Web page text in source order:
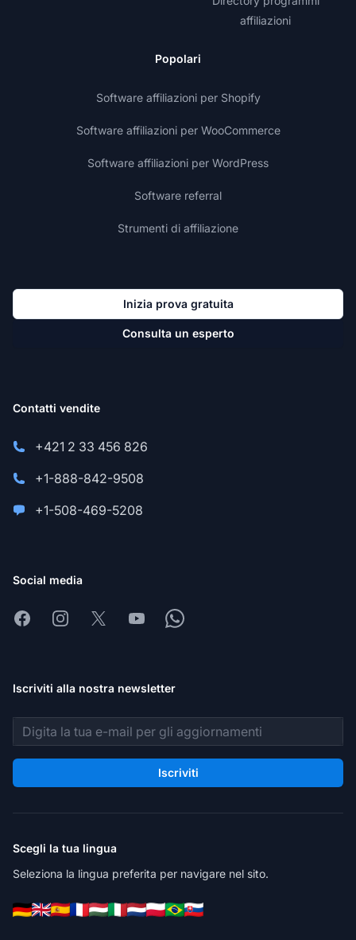
affiliazioni
Popolari
Software affiliazioni per Shopify
Software affiliazioni per WooCommerce
Software affiliazioni per WordPress
Software referral
Strumenti di affiliazione
Inizia prova gratuita
Consulta un esperto
Contatti vendite
+421 2 33 456 826
+1-888-842-9508
+1-508-469-5208
Social media
FacebookInstagram
X YoutubeWhatsapp
Iscriviti alla nostra newsletter
Indirizzo email
Iscriviti
Scegli la tua lingua
Seleziona la lingua preferita per navigare nel sito.